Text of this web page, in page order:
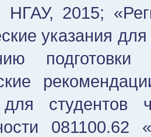
НГАУ, 2015;
указания
для студентов
081100.62